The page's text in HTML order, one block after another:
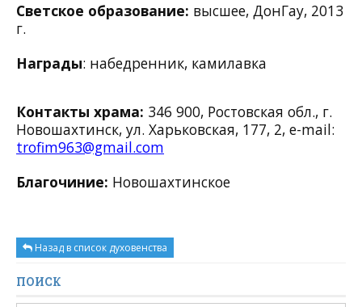
Светское образование: высшее, ДонГау, 2013
г.
Награды: набедренник, камилавка
Контакты храма: 346 900, Ростовская обл., г.
Новошахтинск, ул. Харьковская, 177, 2, e-mail:
trofim963@gmail.com
Благочиние: Новошахтинское
Назад в список духовенства
ПОИСК